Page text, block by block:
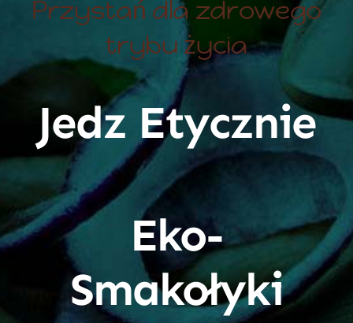
Przystań dla zdrowego
trybu życia
Jedz Etycznie
Eko-
Smakołyki